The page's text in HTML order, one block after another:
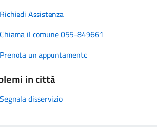
Richiedi Assistenza
Chiama il comune 055-849661
Prenota un appuntamento
in città
Segnala disservizio